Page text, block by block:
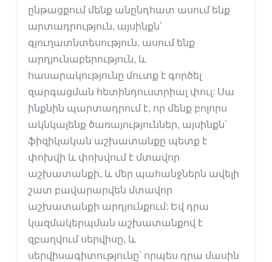
ընթացքում մենք անընդհատ ասում ենք
արտադրություն, այսինքն՝
գյուղատնտեսություն, ասում ենք
արդյունաբերություն, և
հասարակությունը մուտք է գործել
զարգացման հետինդուստրիալ փուլ: Սա
ինքնին պարտադրում է, որ մենք բոլորս
ակնկալենք ծառայություններ, այսինքն՝
ֆիզիկական աշխատանքը պետք է
փոխվի և փոխվում է մտավոր
աշխատանքի, և մեր պահանջներն ավելի
շատ բավարարվեն մտավոր
աշխատանքի արդյունքում: Եվ դրա
կազմակերպման աշխատանքով է
զբաղվում սերվիսը, և
սերվիսագիտությունը՝ որպես դրա մասին